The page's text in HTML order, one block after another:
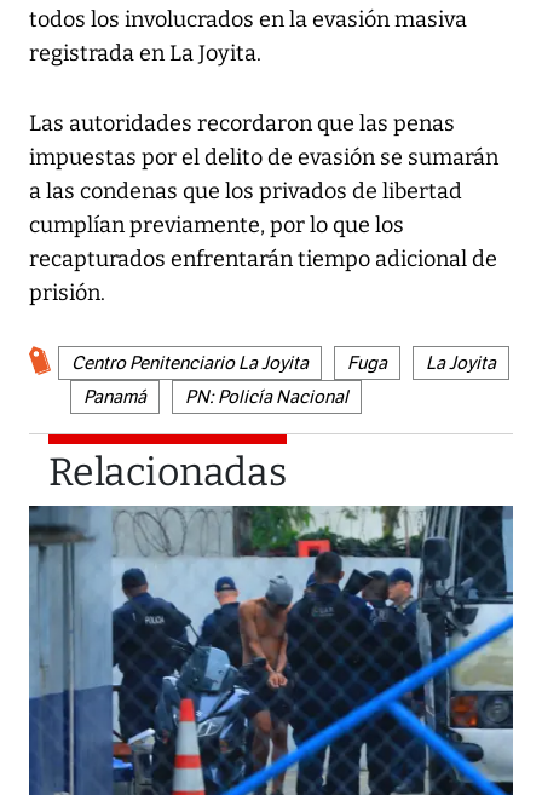
todos los involucrados en la evasión masiva
registrada en La Joyita.
Las autoridades recordaron que las penas
impuestas por el delito de evasión se sumarán
a las condenas que los privados de libertad
cumplían previamente, por lo que los
recapturados enfrentarán tiempo adicional de
prisión.
Centro Penitenciario La Joyita Fuga
La Joyita
Panamá
PN: Policía Nacional
Relacionadas